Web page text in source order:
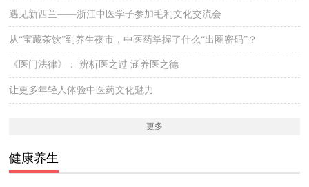
遇见新西兰——浙江中医学子参加毛利文化交流会
从“宝藏茶饮”到养生夜市，中医药掌握了什么“出圈密码”？
《医门法律》： 辨析医之过 涵养医之德
让更多年轻人体验中医药文化魅力
更多
健康养生